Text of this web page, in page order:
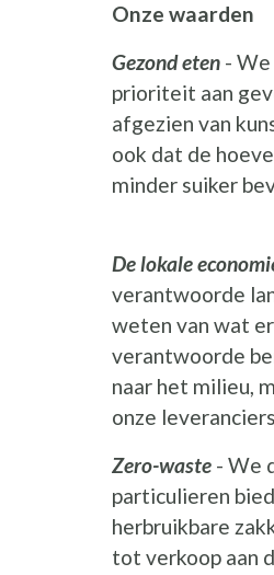
Onze waarden
Gezond eten -
prioriteit aan
afgezien van
ook dat de
minder suiker
De lokale
verantwoorde
weten van wat
verantwoorde
naar het milieu,
onze
Zero-waste - We
particulieren
herbruikbare
tot verkoop aan